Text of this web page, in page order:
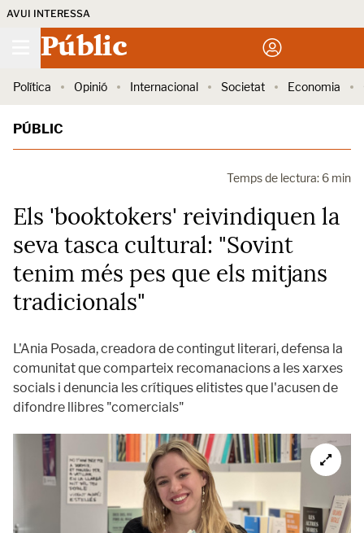
AVUI INTERESSA
Públic
Política Opinió Internacional Societat Economia
PÚBLIC
Temps de lectura: 6 min
Els 'booktokers' reivindiquen la
seva tasca cultural: "Sovint
tenim més pes que els mitjans
tradicionals"
L'Ania Posada, creadora de contingut literari, defensa la
comunitat que comparteix recomanacions a les xarxes
socials i denuncia les crítiques elitistes que l'acusen de
difondre llibres "comercials"